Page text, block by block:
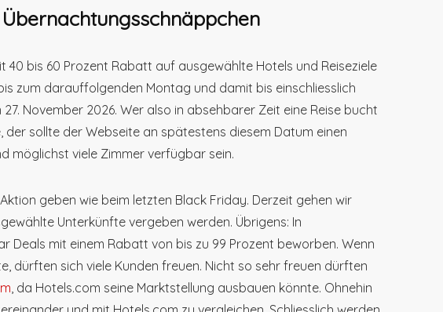
bis 60 Prozent Rabatt auf ausgewählte Hotels und Reiseziele
zum darauffolgenden Montag und damit bis einschliesslich
November 2026. Wer also in absehbarer Zeit eine Reise bucht
sollte der Webseite an spätestens diesem Datum einen
möglichst viele Zimmer verfügbar sein.
geben wie beim letzten Black Friday. Derzeit gehen wir
Unterkünfte vergeben werden. Übrigens: In
mit einem Rabatt von bis zu 99 Prozent beworben. Wenn
dürften sich viele Kunden freuen. Nicht so sehr freuen dürften
, da Hotels.com seine Marktstellung ausbauen könnte. Ohnehin